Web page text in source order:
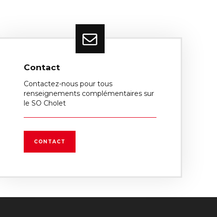
Contact
Contactez-nous pour tous
renseignements complémentaires sur
le SO Cholet
CONTACT